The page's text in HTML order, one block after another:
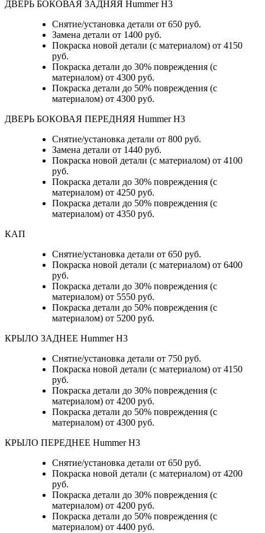
ДВЕРЬ БОКОВАЯ ЗАДНЯЯ Hummer H3
Снятие/установка детали от 650 руб.
Замена детали от 1400 руб.
Покраска новой детали (с материалом) от 4150
руб.
Покраска детали до 30% повреждения (с
материалом) от 4300 руб.
Покраска детали до 50% повреждения (с
материалом) от 4300 руб.
ДВЕРЬ БОКОВАЯ ПЕРЕДНЯЯ Hummer H3
Снятие/установка детали от 800 руб.
Замена детали от 1440 руб.
Покраска новой детали (с материалом) от 4100
руб.
Покраска детали до 30% повреждения (с
материалом) от 4250 руб.
Покраска детали до 50% повреждения (с
материалом) от 4350 руб.
КАП
Снятие/установка детали от 650 руб.
Покраска новой детали (с материалом) от 6400
руб.
Покраска детали до 30% повреждения (с
материалом) от 5550 руб.
Покраска детали до 50% повреждения (с
материалом) от 5200 руб.
КРЫЛО ЗАДНЕЕ Hummer H3
Снятие/установка детали от 750 руб.
Покраска новой детали (с материалом) от 4150
руб.
Покраска детали до 30% повреждения (с
материалом) от 4200 руб.
Покраска детали до 50% повреждения (с
материалом) от 4300 руб.
КРЫЛО ПЕРЕДНЕЕ Hummer H3
Снятие/установка детали от 650 руб.
Покраска новой детали (с материалом) от 4200
руб.
Покраска детали до 30% повреждения (с
материалом) от 4200 руб.
Покраска детали до 50% повреждения (с
материалом) от 4400 руб.